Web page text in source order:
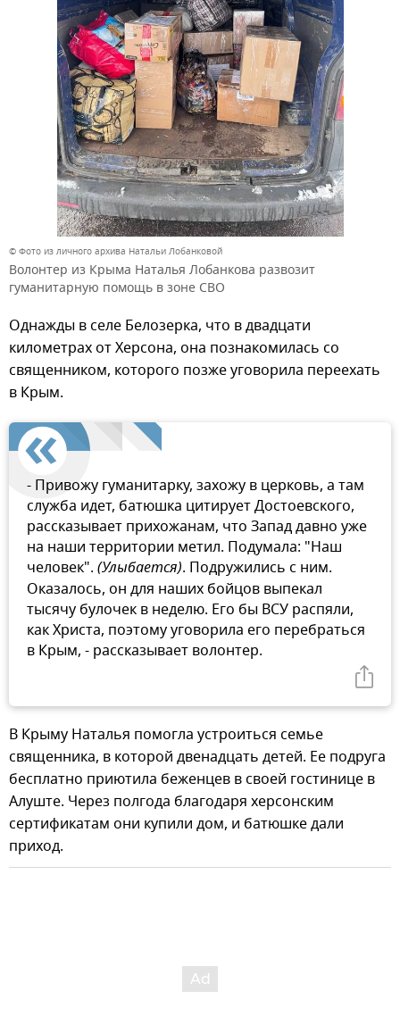
© Фото из личного архива Натальи Лобанковой
Волонтер из Крыма Наталья Лобанкова развозит
гуманитарную помощь в зоне СВО
Однажды в селе Белозерка, что в двадцати
километрах от Херсона, она познакомилась со
священником, которого позже уговорила переехать
в Крым.
- Привожу гуманитарку, захожу в церковь, а там
служба идет, батюшка цитирует Достоевского,
рассказывает прихожанам, что Запад давно уже
на наши территории метил. Подумала: "Наш
человек". (Улыбается). Подружились с ним.
Оказалось, он для наших бойцов выпекал
тысячу булочек в неделю. Его бы ВСУ распяли,
как Христа, поэтому уговорила его перебраться
в Крым, - рассказывает волонтер.
В Крыму Наталья помогла устроиться семье
священника, в которой двенадцать детей. Ее подруга
бесплатно приютила беженцев в своей гостинице в
Алуште. Через полгода благодаря херсонским
сертификатам они купили дом, и батюшке дали
приход.